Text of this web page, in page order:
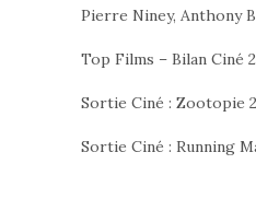
Pierre Niney, Anthony
Top Films – Bilan Ciné
Sortie Ciné : Zootopie 2
Sortie Ciné : Running